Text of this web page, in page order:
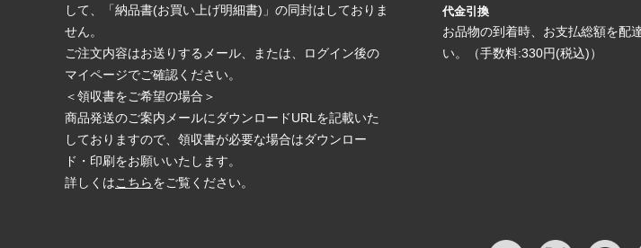
して、「納品書(お買い上げ明細書)」の同封はしておりま
せん。
ご注文内容はお送りするメール、または、ログイン後の
マイページでご確認ください。
＜領収書をご希望の場合＞
商品発送のご案内メールにダウンロードURLを記載いた
しておりますので、領収書が必要な場合はダウンロー
ド・印刷をお願いいたします。
詳しくはこちらをご覧ください。
代金引換
お品物の到着時、お支払総額を配
い。（手数料:330円(税込)）